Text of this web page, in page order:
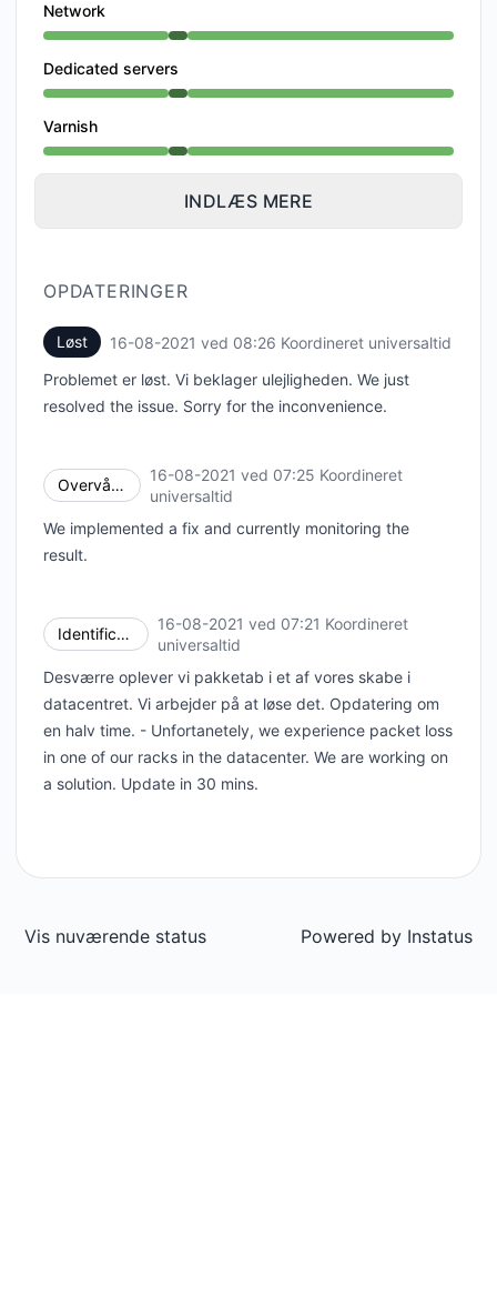
Network
Operationel fra 7:21 AM til 8:26 AM
Dedicated servers
Operationel fra 7:21 AM til 8:26 AM
Varnish
Operationel fra 7:21 AM til 8:26 AM
INDLÆS MERE
OPDATERINGER
Løst 16-08-2021 ved 08:26 Koordineret universaltid
Problemet er løst. Vi beklager ulejligheden. We just
resolved the issue. Sorry for the inconvenience.
Overvåger
16-08-2021 ved 07:25 Koordineret
universaltid
We implemented a fix and currently monitoring the
result.
Identificeret
16-08-2021 ved 07:21 Koordineret
universaltid
Desværre oplever vi pakketab i et af vores skabe i
datacentret. Vi arbejder på at løse det. Opdatering om
en halv time. - Unfortanetely, we experience packet loss
in one of our racks in the datacenter. We are working on
a solution. Update in 30 mins.
Vis nuværende status Powered by Instatus